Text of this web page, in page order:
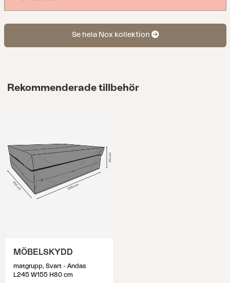
Se hela Nox kollektion
Rekommenderade tillbehör
MÖBELSKYDD
matgrupp, Svart - Andas
L245 W155 H80 cm